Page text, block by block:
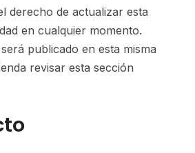
derecho de actualizar esta
en cualquier momento.
publicado en esta misma
revisar esta sección